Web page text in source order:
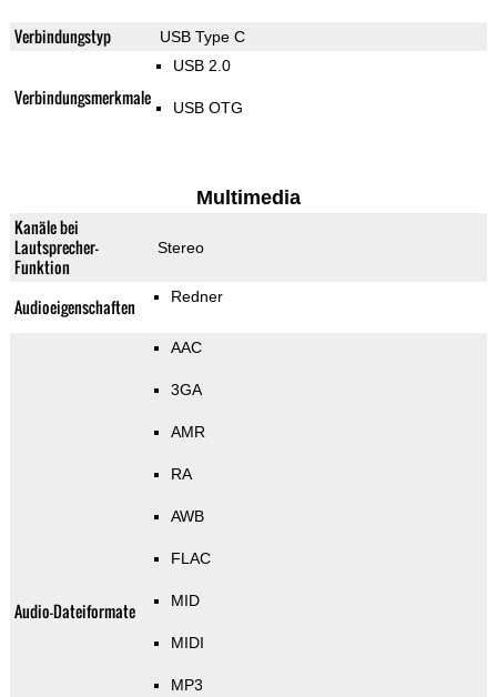
Verbindungstyp USB Type C
Verbindungsmerkmale
USB 2.0
USB OTG
Multimedia
Kanäle bei
Lautsprecher-
Funktion
Stereo
Audioeigenschaften Redner
Audio-Dateiformate
AAC
3GA
AMR
RA
AWB
FLAC
MID
MIDI
MP3